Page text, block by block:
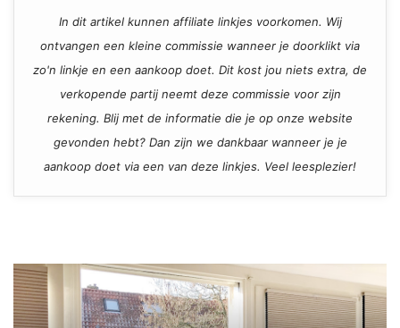
In dit artikel kunnen affiliate linkjes voorkomen. Wij
ontvangen een kleine commissie wanneer je doorklikt via
zo'n linkje en een aankoop doet. Dit kost jou niets extra, de
verkopende partij neemt deze commissie voor zijn
rekening. Blij met de informatie die je op onze website
gevonden hebt? Dan zijn we dankbaar wanneer je je
aankoop doet via een van deze linkjes. Veel leesplezier!